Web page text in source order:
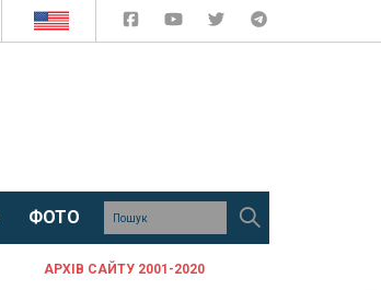
ФОТО
АРХІВ САЙТУ 2001-2020